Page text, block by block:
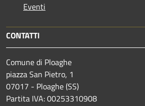
Eventi
CONTATTI
Comune di Ploaghe
piazza San Pietro, 1
07017 - Ploaghe (SS)
Partita IVA: 00253310908